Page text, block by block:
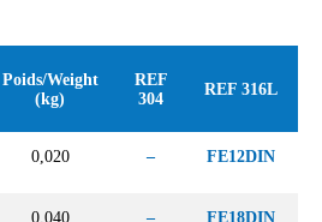
Poids/Weight
(kg)
REF
304
REF 316L
0,020 – FE12DIN
0,040 – FE18DIN